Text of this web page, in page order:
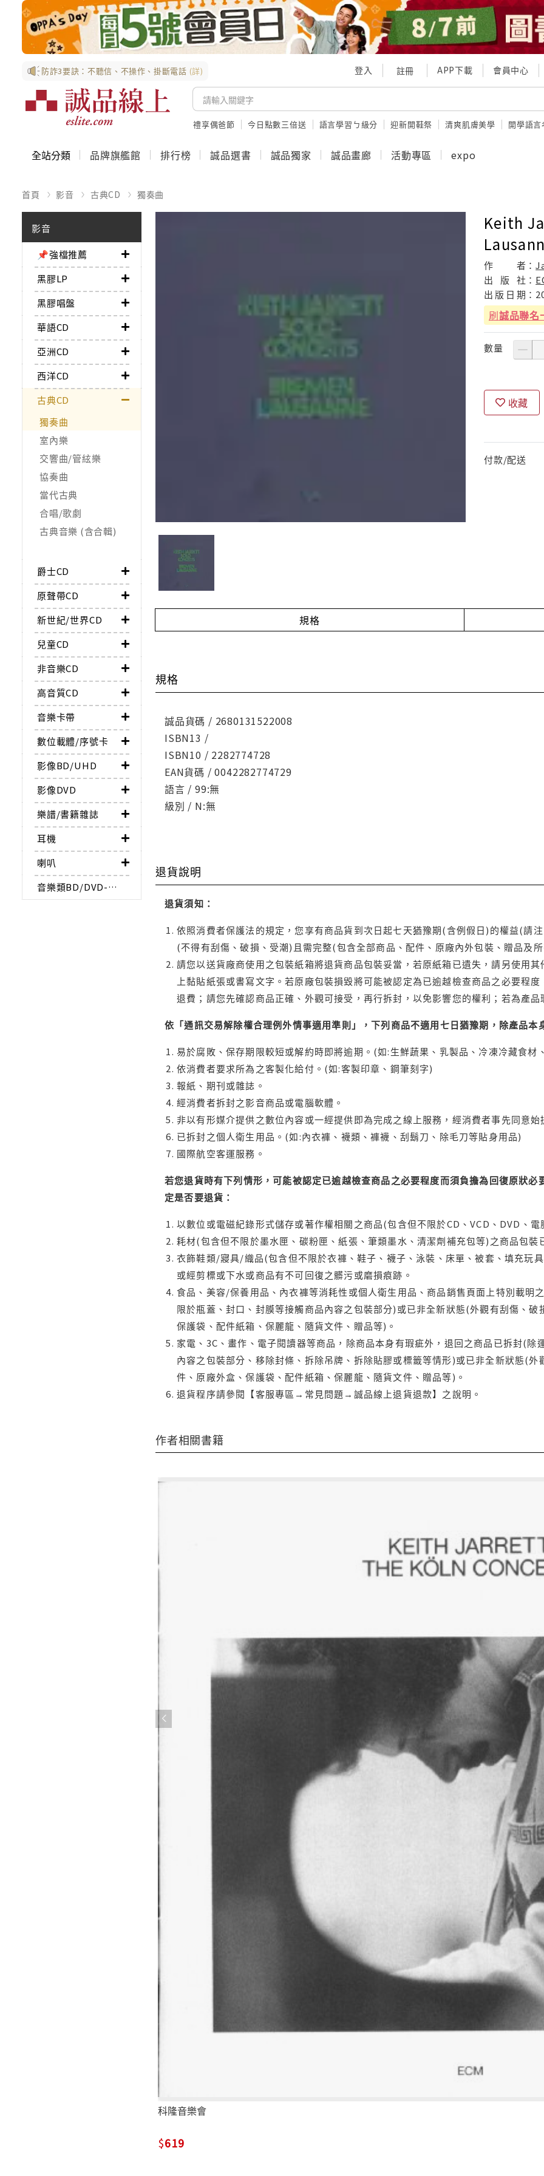
防詐3要訣：不聽信、不操作、掛斷電話 (詳) 登入 註冊 APP下載 會員中心
禮享偶爸節 今日點數三倍送 語言學習ㄅ級分 迎新開鞋祭 清爽肌膚美學 開學語
全站分類 品牌旗艦館 排行榜 誠品選書 誠品獨家 誠品畫廊 活動專區 expo
首頁 影音 古典CD 獨奏曲
影音
📌強檔推薦
黑膠LP
黑膠唱盤
華語CD
亞洲CD
西洋CD
古典CD
獨奏曲
室內樂
交響曲/管絃樂
協奏曲
當代古典
合唱/歌劇
古典音樂 (含合輯)
爵士CD
原聲帶CD
新世紀/世界CD
兒童CD
非音樂CD
高音質CD
音樂卡帶
數位載體/序號卡
影像BD/UHD
影像DVD
樂譜/書籍雜誌
耳機
喇叭
音樂類BD/DVD-AUDIO
Keith
作 者：
出
版 社：
出 版 日 期：
刷誠品聯名
數量
收藏
付款/配送
規格
規格
誠品貨碼 / 2680131522008
ISBN13 /
ISBN10 / 2282774728
EAN貨碼 / 0042282774729
語言 / 99:無
級別 / N:無
退貨說明
退貨須知：
依照消費者保護法的規定，您享有商品貨到次日起七天猶豫期(含例假日)的權益(請
(不得有刮傷、破損、受潮)且需完整(包含全部商品、配件、原廠內外包裝、贈品及
請您以送貨廠商使用之包裝紙箱將退貨商品包裝妥當，若原紙箱已遺失，請另使用
上黏貼紙張或書寫文字。若原廠包裝損毀將可能被認定為已逾越檢查商品之必要程
退費；請您先確認商品正確、外觀可接受，再行拆封，以免影響您的權利；若為產
依「通訊交易解除權合理例外情事適用準則」，下列商品不適用七日猶豫期，除產品本
易於腐敗、保存期限較短或解約時即將逾期。(如:生鮮蔬果、乳製品、冷凍冷藏食材
依消費者要求所為之客製化給付。(如:客製印章、鋼筆刻字)
報紙、期刊或雜誌。
經消費者拆封之影音商品或電腦軟體。
非以有形媒介提供之數位內容或一經提供即為完成之線上服務，經消費者事先同意
已拆封之個人衛生用品。(如:內衣褲、襪類、褲襪、刮鬍刀、除毛刀等貼身用品)
國際航空客運服務。
若您退貨時有下列情形，可能被認定已逾越檢查商品之必要程度而須負擔為回復原狀
定是否要退貨：
以數位或電磁紀錄形式儲存或著作權相關之商品(包含但不限於CD、VCD、DVD、
耗材(包含但不限於墨水匣、碳粉匣、紙張、筆類墨水、清潔劑補充包等)之商品包
衣飾鞋類/寢具/織品(包含但不限於衣褲、鞋子、襪子、泳裝、床單、被套、填充玩
或經剪標或下水或商品有不可回復之髒污或磨損痕跡。
食品、美容/保養用品、內衣褲等消耗性或個人衛生用品、商品銷售頁面上特別載明
限於瓶蓋、封口、封膜等接觸商品內容之包裝部分)或已非全新狀態(外觀有刮傷、
保護袋、配件紙箱、保麗龍、隨貨文件、贈品等)。
家電、3C、畫作、電子閱讀器等商品，除商品本身有瑕疵外，退回之商品已拆封(
內容之包裝部分、移除封條、拆除吊牌、拆除貼膠或標籤等情形)或已非全新狀態(
件、原廠外盒、保護袋、配件紙箱、保麗龍、隨貨文件、贈品等)。
退貨程序請參閱【客服專區→常見問題→誠品線上退貨退款】之說明。
作者相關書籍
科隆音樂會
619